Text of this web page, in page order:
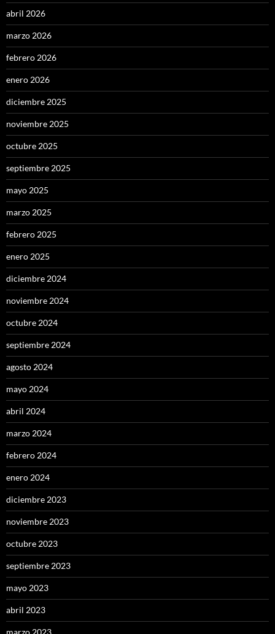
abril 2026
marzo 2026
febrero 2026
enero 2026
diciembre 2025
noviembre 2025
octubre 2025
septiembre 2025
mayo 2025
marzo 2025
febrero 2025
enero 2025
diciembre 2024
noviembre 2024
octubre 2024
septiembre 2024
agosto 2024
mayo 2024
abril 2024
marzo 2024
febrero 2024
enero 2024
diciembre 2023
noviembre 2023
octubre 2023
septiembre 2023
mayo 2023
abril 2023